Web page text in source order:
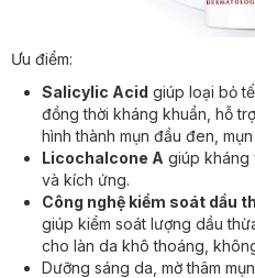
Ưu điểm:
Salicylic Acid giúp loại bỏ
đồng thời kháng khuẩn, hỗ
hình thành mụn đầu đen,
Licochalcone A giúp kháng
và kích ứng.
Công nghệ kiểm soát dầu
giúp kiểm soát lượng dầu
cho làn da khô thoáng,
Dưỡng sáng da, mờ thâm